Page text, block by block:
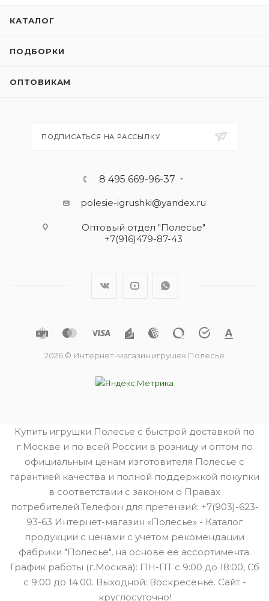
КАТАЛОГ
ПОДБОРКИ
ОПТОВИКАМ
ПОДПИСАТЬСЯ НА РАССЫЛКУ
8 495 669-96-37
polesie-igrushki@yandex.ru
Оптовый отдел "Полесье"
+7(916)479-87-43
2026 © Интернет-магазин игрушек Полесье
Купить игрушки Полесье с быстрой доставкой по
г.Москве и по всей России в розницу и оптом по
официальным ценам изготовителя Полесье с
гарантией качества и полной поддержкой покупки
в соответствии с законом о Правах
потребителей.Телефон для претензий: +7(903)-623-
93-63 Интернет-магазин «Полесье» - Каталог
продукции с ценами с учетом рекомендации
фабрики "Полесье", на основе ее ассортимента.
График работы (г.Москва): ПН-ПТ с 9:00 до 18:00, Сб
с 9:00 до 14:00. Выходной: Воскресенье. Сайт -
круглосуточно!